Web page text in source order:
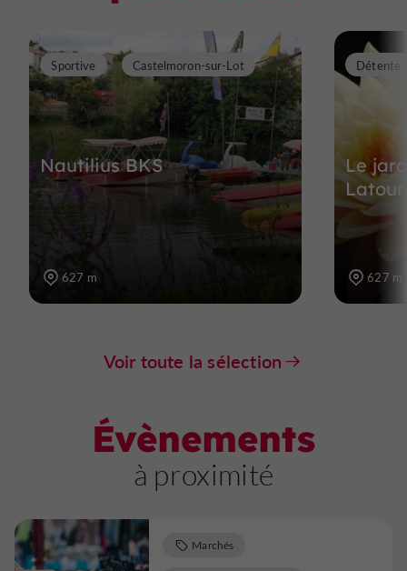
Nautilius BKS
Sportive Castelmoron-sur-Lot
627 m
Le
Détente
627 m
Voir toute la sélection
Évènements
à proximité
Marchés